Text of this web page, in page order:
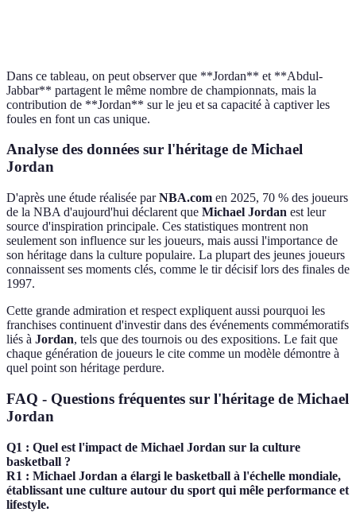
Dans ce tableau, on peut observer que **Jordan** et **Abdul-
Jabbar** partagent le même nombre de championnats, mais la
contribution de **Jordan** sur le jeu et sa capacité à captiver les
foules en font un cas unique.
Analyse des données sur l'héritage de Michael
Jordan
D'après une étude réalisée parNBA.com en 2025, 70 % des joueurs
de la NBA d'aujourd'hui déclarent que Michael Jordan est leur
source d'inspiration principale. Ces statistiques montrent non
seulement son influence sur les joueurs, mais aussi l'importance de
son héritage dans la culture populaire. La plupart des jeunes joueurs
connaissent ses moments clés, comme le tir décisif lors des finales de
1997.
Cette grande admiration et respect expliquent aussi pourquoi les
franchises continuent d'investir dans des événements commémoratifs
liés à Jordan, tels que des tournois ou des expositions. Le fait que
chaque génération de joueurs le cite comme un modèle démontre à
quel point son héritage perdure.
FAQ - Questions fréquentes sur l'héritage de Michael
Jordan
Q1 : Quel est l'impact de Michael Jordan sur la culture
basketball ?
R1 : Michael Jordan a élargi le basketball à l'échelle mondiale,
établissant une culture autour du sport qui mêle performance et
lifestyle.